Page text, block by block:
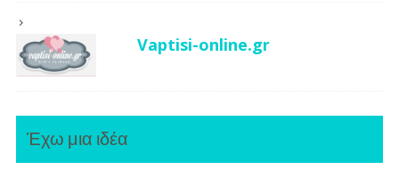
Vaptisi-online.gr
Έχω μια ιδέα